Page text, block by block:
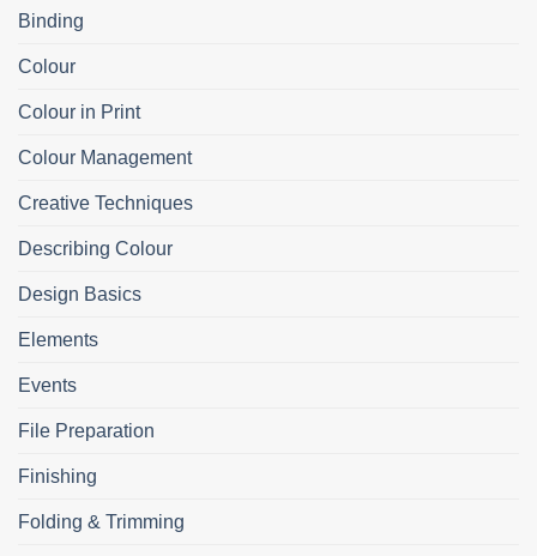
Binding
Colour
Colour in Print
Colour Management
Creative Techniques
Describing Colour
Design Basics
Elements
Events
File Preparation
Finishing
Folding & Trimming